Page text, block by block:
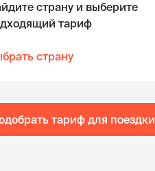
страну и выберите
тариф
страну
тариф для поездки